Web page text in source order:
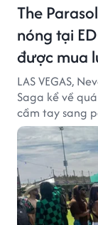
The
nóng tại
được mua
LAS VEGAS,
Saga kể về
cầm tay sang
sản phẩm
công năng